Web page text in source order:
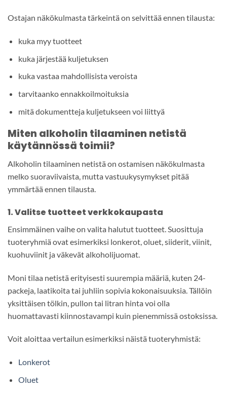
Ostajan näkökulmasta tärkeintä on selvittää ennen tilausta:
kuka myy tuotteet
kuka järjestää kuljetuksen
kuka vastaa mahdollisista veroista
tarvitaanko ennakkoilmoituksia
mitä dokumentteja kuljetukseen voi liittyä
Miten alkoholin tilaaminen netistä
käytännössä toimii?
Alkoholin tilaaminen netistä on ostamisen näkökulmasta
melko suoraviivaista, mutta vastuukysymykset pitää
ymmärtää ennen tilausta.
1. Valitse tuotteet verkkokaupasta
Ensimmäinen vaihe on valita halutut tuotteet. Suosittuja
tuoteryhmiä ovat esimerkiksi lonkerot, oluet, siiderit, viinit,
kuohuviinit ja väkevät alkoholijuomat.
Moni tilaa netistä erityisesti suurempia määriä, kuten 24-
packeja, laatikoita tai juhliin sopivia kokonaisuuksia. Tällöin
yksittäisen tölkin, pullon tai litran hinta voi olla
huomattavasti kiinnostavampi kuin pienemmissä ostoksissa.
Voit aloittaa vertailun esimerkiksi näistä tuoteryhmistä:
Lonkerot
Oluet